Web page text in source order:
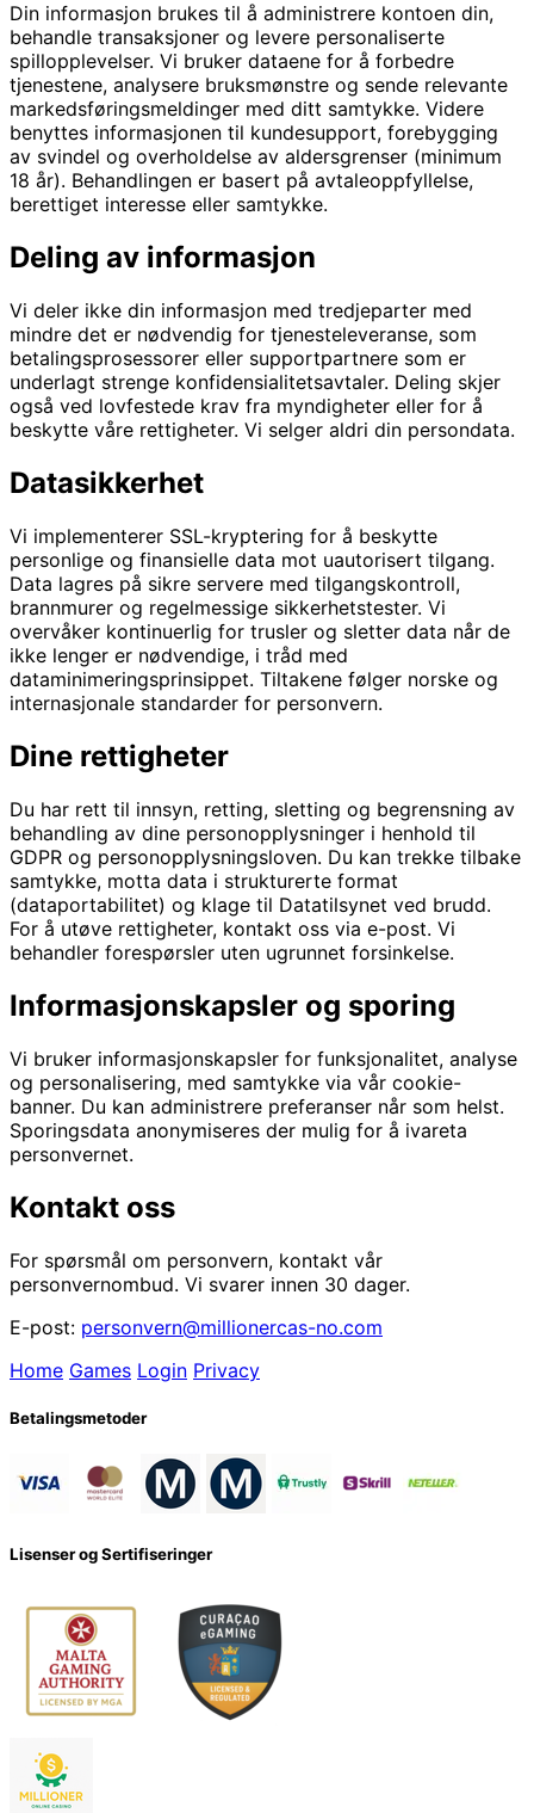
Din informasjon brukes til å administrere kontoen din,
behandle transaksjoner og levere personaliserte
spillopplevelser. Vi bruker dataene for å forbedre
tjenestene, analysere bruksmønstre og sende relevante
markedsføringsmeldinger med ditt samtykke. Videre
benyttes informasjonen til kundesupport, forebygging
av svindel og overholdelse av aldersgrenser (minimum
18 år). Behandlingen er basert på avtaleoppfyllelse,
berettiget interesse eller samtykke.
Deling av informasjon
Vi deler ikke din informasjon med tredjeparter med
mindre det er nødvendig for tjenesteleveranse, som
betalingsprosessorer eller supportpartnere som er
underlagt strenge konfidensialitetsavtaler. Deling skjer
også ved lovfestede krav fra myndigheter eller for å
beskytte våre rettigheter. Vi selger aldri din persondata.
Datasikkerhet
Vi implementerer SSL-kryptering for å beskytte
personlige og finansielle data mot uautorisert tilgang.
Data lagres på sikre servere med tilgangskontroll,
brannmurer og regelmessige sikkerhetstester. Vi
overvåker kontinuerlig for trusler og sletter data når de
ikke lenger er nødvendige, i tråd med
dataminimeringsprinsippet. Tiltakene følger norske og
internasjonale standarder for personvern.
Dine rettigheter
Du har rett til innsyn, retting, sletting og begrensning av
behandling av dine personopplysninger i henhold til
GDPR og personopplysningsloven. Du kan trekke tilbake
samtykke, motta data i strukturerte format
(dataportabilitet) og klage til Datatilsynet ved brudd.
For å utøve rettigheter, kontakt oss via e-post. Vi
behandler forespørsler uten ugrunnet forsinkelse.
Informasjonskapsler og sporing
Vi bruker informasjonskapsler for funksjonalitet, analyse
og personalisering, med samtykke via vår cookie-
banner. Du kan administrere preferanser når som helst.
Sporingsdata anonymiseres der mulig for å ivareta
personvernet.
Kontakt oss
For spørsmål om personvern, kontakt vår
personvernombud. Vi svarer innen 30 dager.
E-post: personvern@millionercas-no.com
Home Games Login Privacy
Betalingsmetoder
Lisenser og Sertifiseringer